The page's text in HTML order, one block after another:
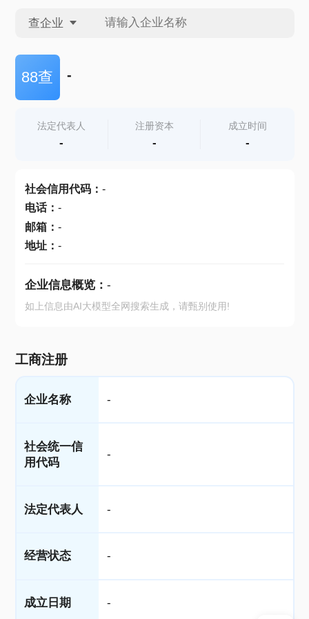
查企业
查企业
查产地
88查 -
法定代表人
-
注册资本
-
成立时间
-
社会信用代码： -
电话： -
邮箱： -
地址： -
企业信息概览： -
如上信息由AI大模型全网搜索生成，请甄别使用!
工商注册
企业名称 -
社会统一信
用代码
-
法定代表人 -
经营状态 -
成立日期 -